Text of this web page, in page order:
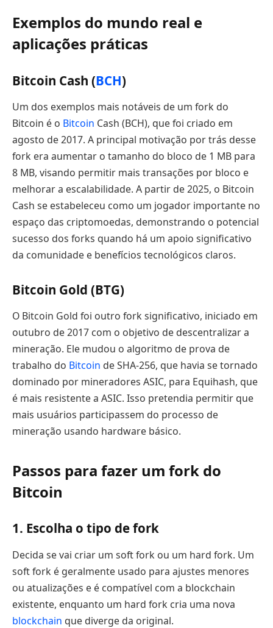
Exemplos do mundo real e
aplicações práticas
Bitcoin Cash (BCH)
Um dos exemplos mais notáveis de um fork do
Bitcoin é o Bitcoin Cash (BCH), que foi criado em
agosto de 2017. A principal motivação por trás desse
fork era aumentar o tamanho do bloco de 1 MB para
8 MB, visando permitir mais transações por bloco e
melhorar a escalabilidade. A partir de 2025, o Bitcoin
Cash se estabeleceu como um jogador importante no
espaço das criptomoedas, demonstrando o potencial
sucesso dos forks quando há um apoio significativo
da comunidade e benefícios tecnológicos claros.
Bitcoin Gold (BTG)
O Bitcoin Gold foi outro fork significativo, iniciado em
outubro de 2017 com o objetivo de descentralizar a
mineração. Ele mudou o algoritmo de prova de
trabalho do Bitcoin de SHA-256, que havia se tornado
dominado por mineradores ASIC, para Equihash, que
é mais resistente a ASIC. Isso pretendia permitir que
mais usuários participassem do processo de
mineração usando hardware básico.
Passos para fazer um fork do
Bitcoin
1. Escolha o tipo de fork
Decida se vai criar um soft fork ou um hard fork. Um
soft fork é geralmente usado para ajustes menores
ou atualizações e é compatível com a blockchain
existente, enquanto um hard fork cria uma nova
blockchain que diverge da original.